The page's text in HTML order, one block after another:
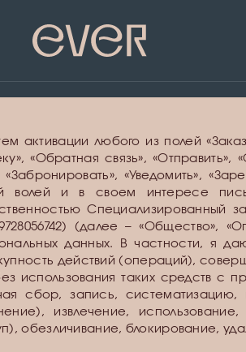
активации любого из полей
«Обратная связь», «Отправить»,
«Забронировать», «Уведомить»,
волей и в своем интересе
Специализированный
(далее – «Общество»,
данных. В частности, я
действий (операций),
использования таких средств с
сбор, запись, систематизацию,
извлечение,
обезличивание, блокирование,